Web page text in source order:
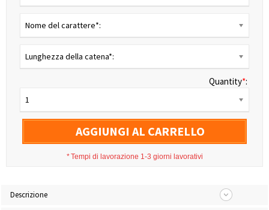
Nome del carattere*:
Lunghezza della catena*:
Quantity*:
1
AGGIUNGI AL CARRELLO
*Tempi di lavorazione 1-3 giorni lavorativi
Descrizione